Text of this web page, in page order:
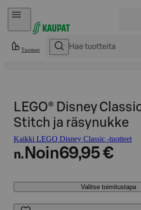
Hyppää sisältöön
Tuotteet
LEGO® Disney
Stitch ja räsynukke
Kaikki LEGO Disney Classic -tuotteet
n. Noin69,95 €
Valitse toimitustapa